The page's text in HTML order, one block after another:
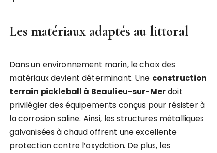
Les matériaux adaptés au littoral
Dans un environnement marin, le choix des
matériaux devient déterminant. Une construction
terrain pickleball à Beaulieu-sur-Merdoit
privilégier des équipements conçus pour résister à
la corrosion saline. Ainsi, les structures métalliques
galvanisées à chaud offrent une excellente
protection contre l’oxydation. De plus, les